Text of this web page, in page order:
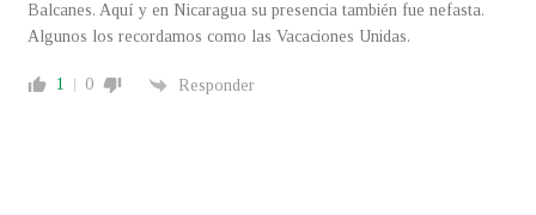
Balcanes. Aquí y en Nicaragua su presencia también fue nefasta.
Algunos los recordamos como las Vacaciones Unidas.
1 0 Responder